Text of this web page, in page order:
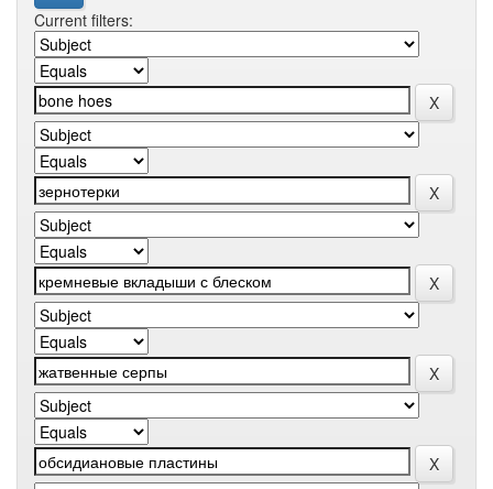
Current filters: